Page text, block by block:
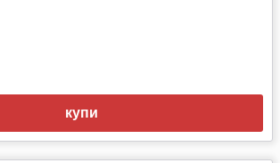
купи